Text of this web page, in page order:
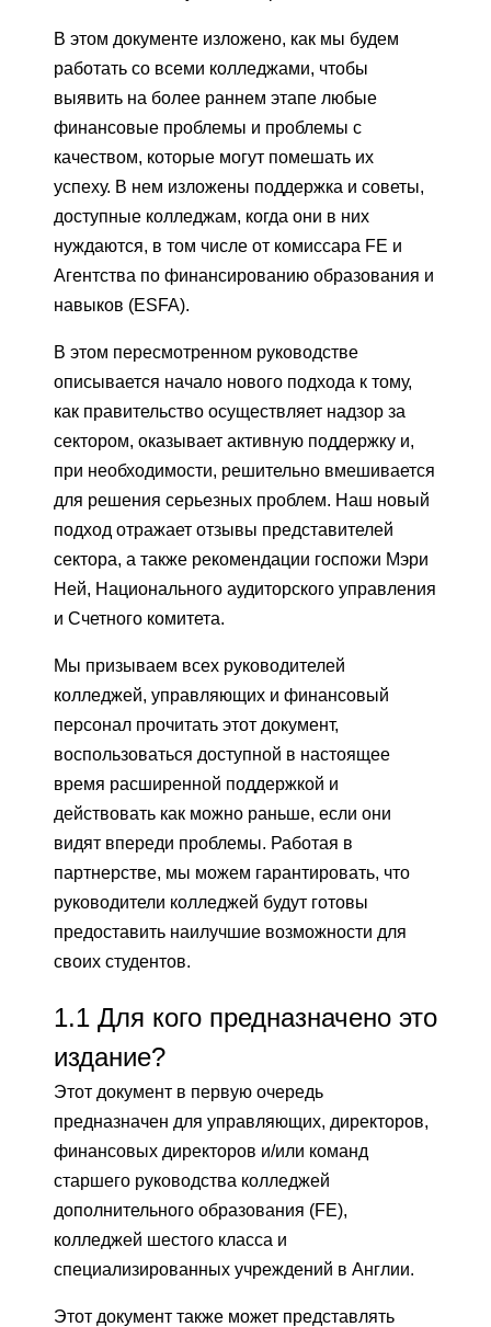
В этом документе изложено, как мы будем
работать со всеми колледжами, чтобы
выявить на более раннем этапе любые
финансовые проблемы и проблемы с
качеством, которые могут помешать их
успеху. В нем изложены поддержка и советы,
доступные колледжам, когда они в них
нуждаются, в том числе от комиссара FE и
Агентства по финансированию образования и
навыков (ESFA).
В этом пересмотренном руководстве
описывается начало нового подхода к тому,
как правительство осуществляет надзор за
сектором, оказывает активную поддержку и,
при необходимости, решительно вмешивается
для решения серьезных проблем. Наш новый
подход отражает отзывы представителей
сектора, а также рекомендации госпожи Мэри
Ней, Национального аудиторского управления
и Счетного комитета.
Мы призываем всех руководителей
колледжей, управляющих и финансовый
персонал прочитать этот документ,
воспользоваться доступной в настоящее
время расширенной поддержкой и
действовать как можно раньше, если они
видят впереди проблемы. Работая в
партнерстве, мы можем гарантировать, что
руководители колледжей будут готовы
предоставить наилучшие возможности для
своих студентов.
1.1 Для кого предназначено это
издание?
Этот документ в первую очередь
предназначен для управляющих, директоров,
финансовых директоров и/или команд
старшего руководства колледжей
дополнительного образования (FE),
колледжей шестого класса и
специализированных учреждений в Англии.
Этот документ также может представлять